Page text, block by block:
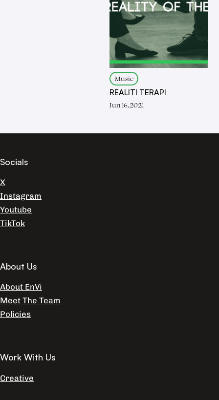
Music
REALITI TERAPI
Jun 16, 2021
Socials
X
Instagram
Youtube
TikTok
About Us
About EnVi
Meet The Team
Policies
Work With Us
Creative